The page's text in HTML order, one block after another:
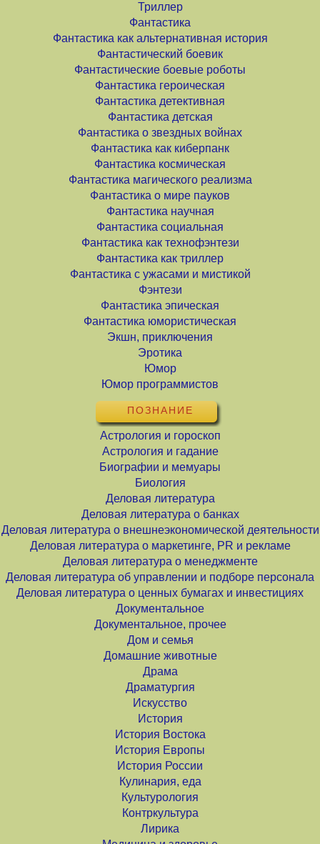
Триллер
Фантастика
Фантастика как альтернативная история
Фантастический боевик
Фантастические боевые роботы
Фантастика героическая
Фантастика детективная
Фантастика детская
Фантастика о звездных войнах
Фантастика как киберпанк
Фантастика космическая
Фантастика магического реализма
Фантастика о мире пауков
Фантастика научная
Фантастика социальная
Фантастика как технофэнтези
Фантастика как триллер
Фантастика с ужасами и мистикой
Фэнтези
Фантастика эпическая
Фантастика юмористическая
Экшн, приключения
Эротика
Юмор
Юмор программистов
ПОЗНАНИЕ
Астрология и гороскоп
Астрология и гадание
Биографии и мемуары
Биология
Деловая литература
Деловая литература о банках
Деловая литература о внешнеэкономической деятельности
Деловая литература о маркетинге, PR и рекламе
Деловая литература о менеджменте
Деловая литература об управлении и подборе персонала
Деловая литература о ценных бумагах и инвестициях
Документальное
Документальное, прочее
Дом и семья
Домашние животные
Драма
Драматургия
Искусство
История
История Востока
История Европы
История России
Кулинария, еда
Культурология
Контркультура
Лирика